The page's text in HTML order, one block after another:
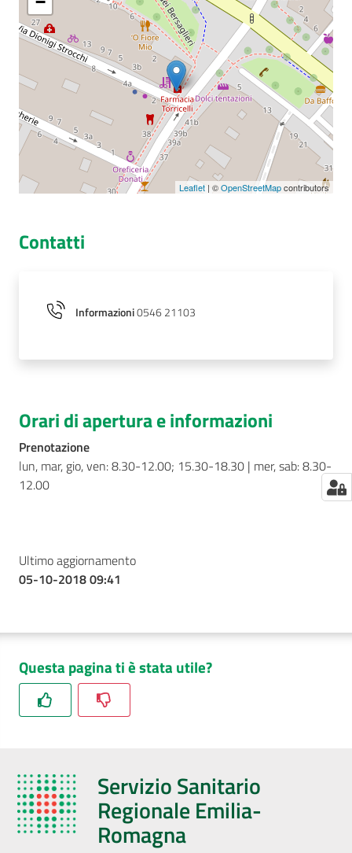
Bandi
e
Concorsi
Seguici
su
Leaflet | ©OpenStreetMapcontributors
Contatti
Informazioni0546 21103
Orari di apertura e informazioni
Prenotazione
lun, mar, gio, ven: 8.30-12.00; 15.30-18.30 | mer, sab: 8.30-
12.00
Ultimo aggiornamento
05-10-2018 09:41
Questa pagina ti è stata utile?
Servizio Sanitario
Regionale Emilia-
Romagna